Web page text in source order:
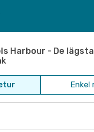
Harbour - De
Enkel